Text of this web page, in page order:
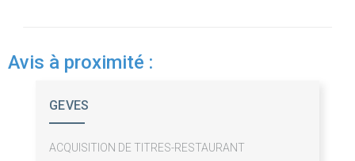
Avis à proximité :
GEVES
ACQUISITION DE TITRES-RESTAURANT